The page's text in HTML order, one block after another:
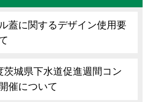
蓋に関するデザイン使用要
茨城県下水道促進週間コン
催について